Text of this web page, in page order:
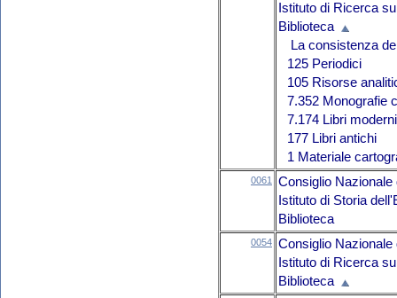
Istituto di Ricerca
Biblioteca
La consistenza
125 Periodici
105 Risorse
7.352 Monografie
7.174 Libri moderni
177 Libri antichi
1 Materiale
0061
Consiglio Nazionale
Istituto di Storia
Biblioteca
0054 Consiglio Nazionale
Istituto di Ricerca
Biblioteca